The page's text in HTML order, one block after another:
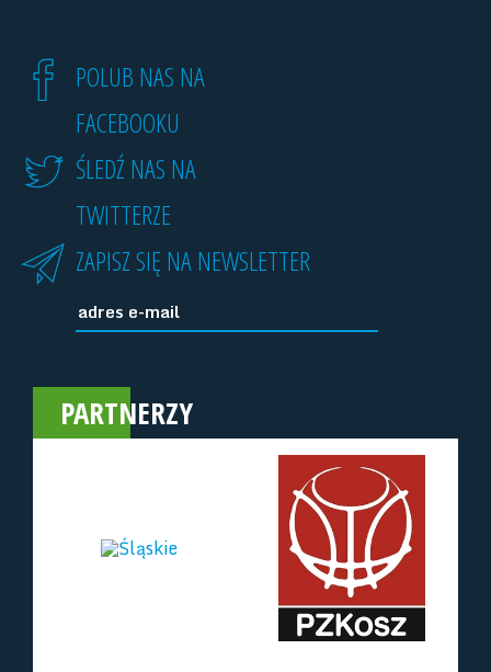
POLUB NAS NA
FACEBOOKU
ŚLEDŹ NAS NA
TWITTERZE
ZAPISZ SIĘ NA NEWSLETTER
PARTNERZY